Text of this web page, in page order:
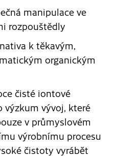
manipulace ve
rozpouštědly
k těkavým,
organickým
čisté iontové
výzkum vývoj, které
v průmyslovém
výrobnímu procesu
čistoty vyrábět